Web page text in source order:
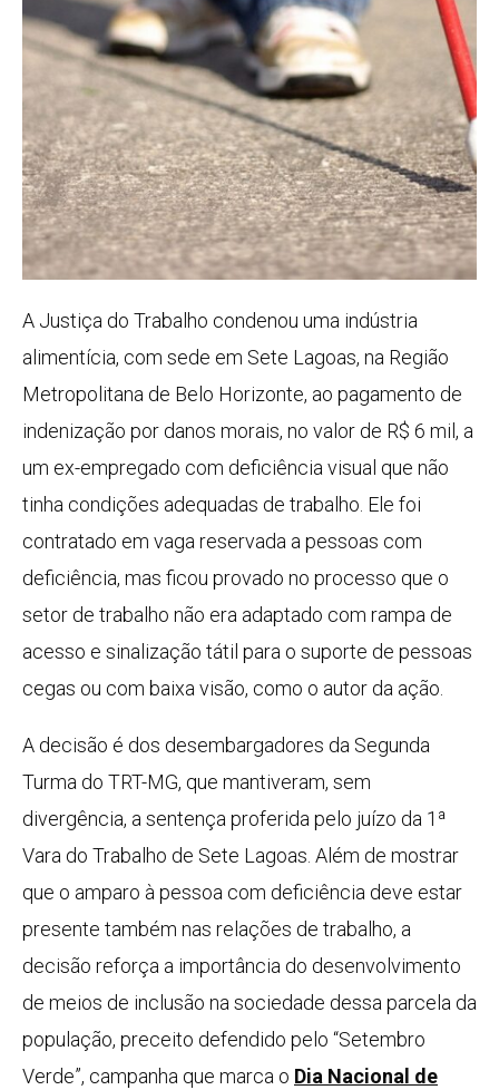
A Justiça do Trabalho condenou uma indústria
alimentícia, com sede em Sete Lagoas, na Região
Metropolitana de Belo Horizonte, ao pagamento de
indenização por danos morais, no valor de R$ 6 mil, a
um ex-empregado com deficiência visual que não
tinha condições adequadas de trabalho. Ele foi
contratado em vaga reservada a pessoas com
deficiência, mas ficou provado no processo que o
setor de trabalho não era adaptado com rampa de
acesso e sinalização tátil para o suporte de pessoas
cegas ou com baixa visão, como o autor da ação.
A decisão é dos desembargadores da Segunda
Turma do TRT-MG, que mantiveram, sem
divergência, a sentença proferida pelo juízo da 1ª
Vara do Trabalho de Sete Lagoas. Além de mostrar
que o amparo à pessoa com deficiência deve estar
presente também nas relações de trabalho, a
decisão reforça a importância do desenvolvimento
de meios de inclusão na sociedade dessa parcela da
população, preceito defendido pelo “Setembro
Verde”, campanha que marca o Dia Nacional de